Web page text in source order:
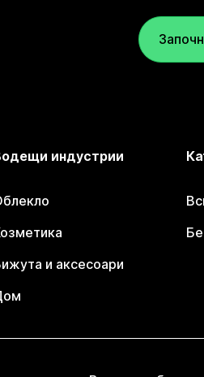
индустрии
и аксесоари